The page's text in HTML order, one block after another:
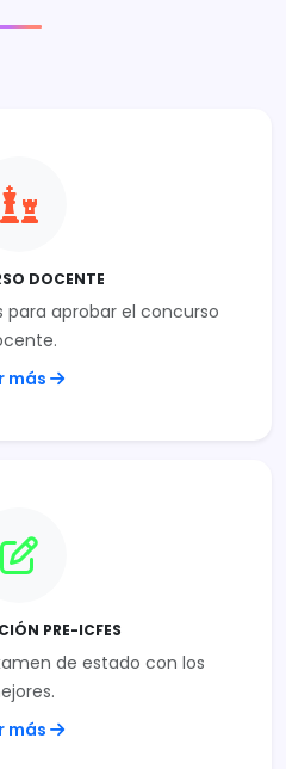
DOCENTE
para aprobar el concurso
más
PRE-ICFES
de estado con los
más